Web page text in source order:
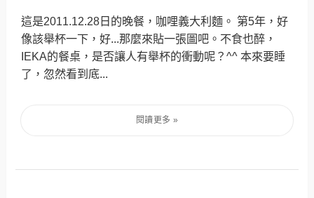
這是2011.12.28日的晚餐，咖哩義大利麵。 第5年，好
像該舉杯一下，好...那麼來貼一張圖吧。不食也醉，
IEKA的餐桌，是否讓人有舉杯的衝動呢？^^ 本來要睡
了，忽然看到底...